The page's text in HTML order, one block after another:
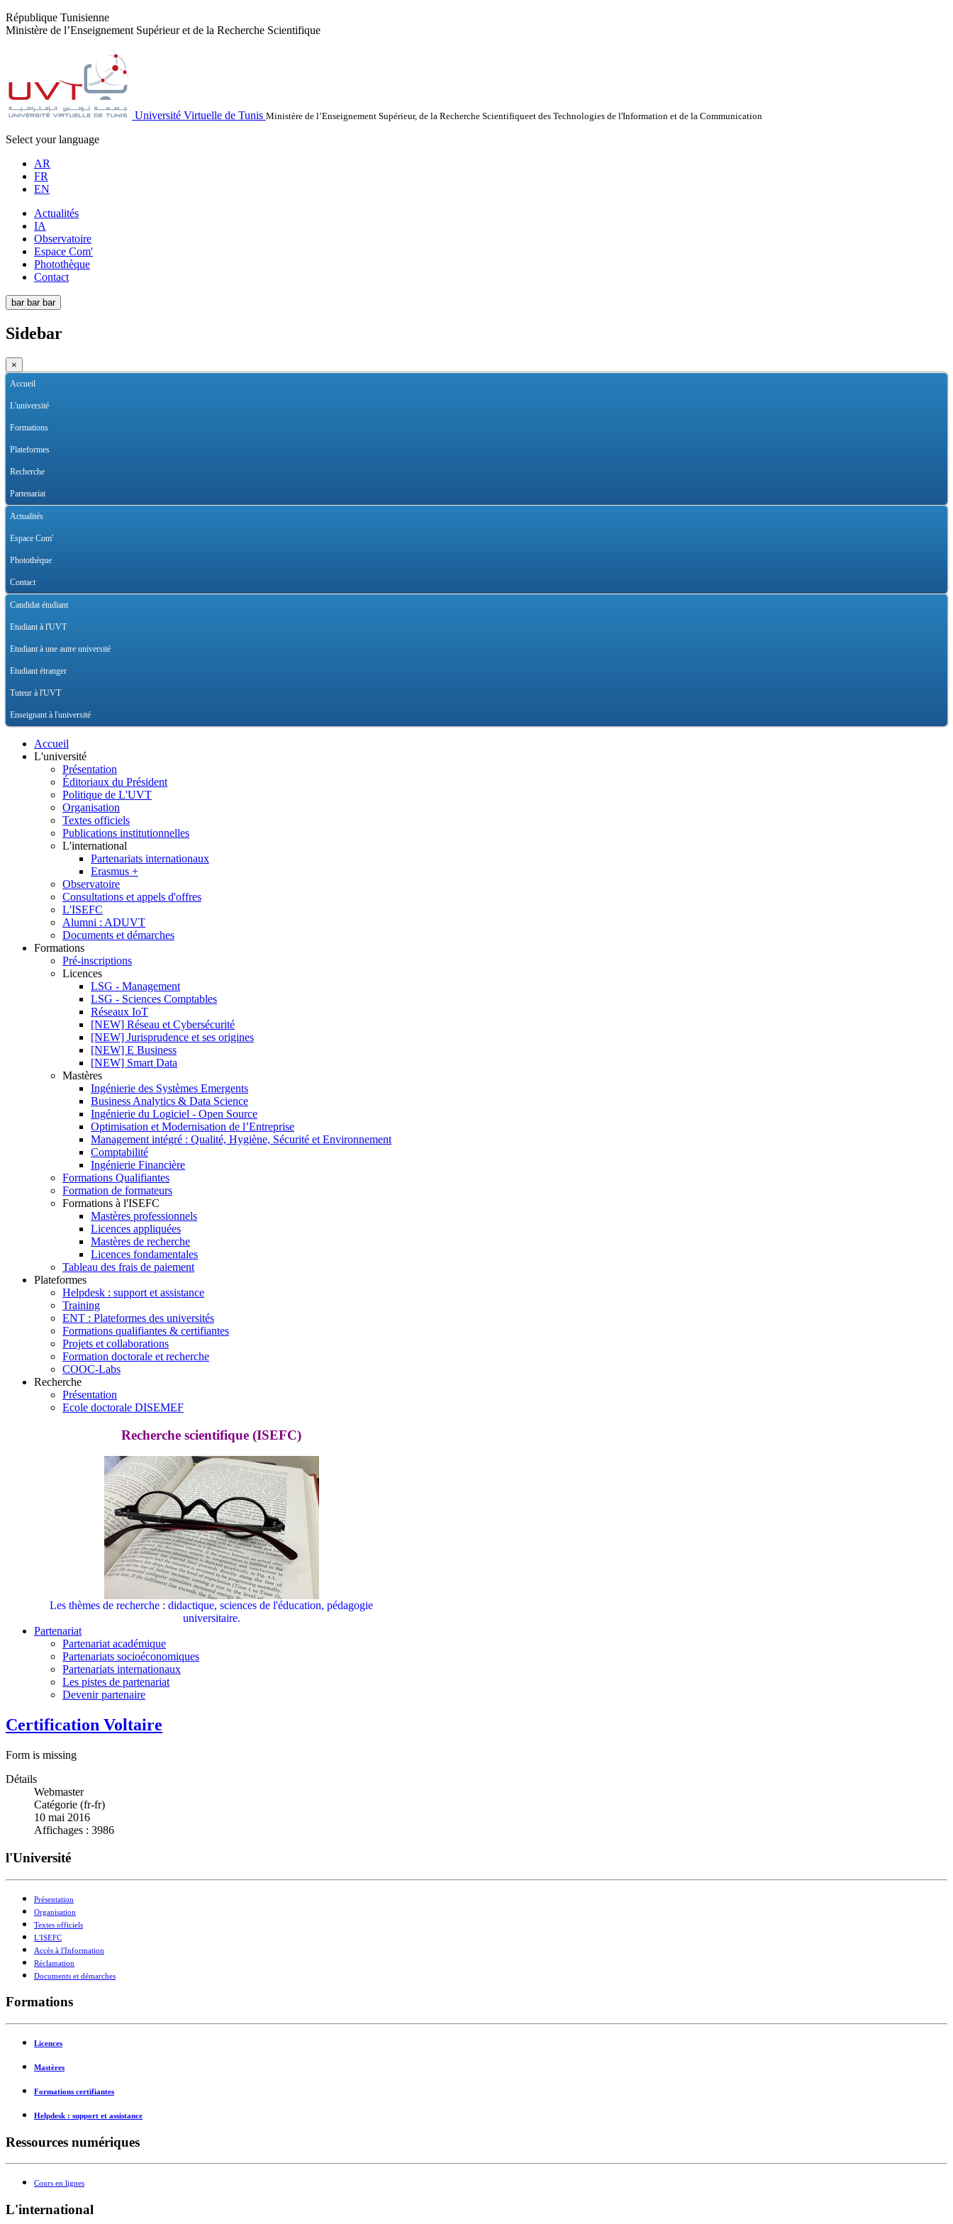
République Tunisienne
Ministère de l’Enseignement Supérieur et de la Recherche Scientifique
Université Virtuelle de Tunis Ministère de l’Enseignement Supérieur, de la Recherche Scientifiqueet des Technologies de l'Information et de la Communication
Select your language
AR
FR
EN
Actualités
IA
Observatoire
Espace Com'
Photothèque
Contact
bar bar bar
Sidebar
×
Accueil
L'université
Formations
Plateformes
Recherche
Partenariat
Actualités
Espace Com'
Photothèque
Contact
Candidat étudiant
Etudiant à l'UVT
Etudiant à une autre université
Etudiant étranger
Tuteur à l'UVT
Enseignant à l'université
Accueil
L'université
Présentation
Éditoriaux du Président
Politique de L'UVT
Organisation
Textes officiels
Publications institutionnelles
L'international
Partenariats internationaux
Erasmus +
Observatoire
Consultations et appels d'offres
L'ISEFC
Alumni : ADUVT
Documents et démarches
Formations
Pré-inscriptions
Licences
LSG - Management
LSG - Sciences Comptables
Réseaux IoT
[NEW] Réseau et Cybersécurité
[NEW] Jurisprudence et ses origines
[NEW] E Business
[NEW] Smart Data
Mastères
Ingénierie des Systèmes Emergents
Business Analytics & Data Science
Ingénierie du Logiciel - Open Source
Optimisation et Modernisation de l’Entreprise
Management intégré : Qualité, Hygiène, Sécurité et Environnement
Comptabilité
Ingénierie Financière
Formations Qualifiantes
Formation de formateurs
Formations à l'ISEFC
Mastères professionnels
Licences appliquées
Mastères de recherche
Licences fondamentales
Tableau des frais de paiement
Plateformes
Helpdesk : support et assistance
Training
ENT : Plateformes des universités
Formations qualifiantes & certifiantes
Projets et collaborations
Formation doctorale et recherche
COOC-Labs
Recherche
Présentation
Ecole doctorale DISEMEF
Recherche scientifique (ISEFC)
Les thèmes de recherche : didactique, sciences de l'éducation, pédagogie
universitaire.
Partenariat
Partenariat académique
Partenariats socioéconomiques
Partenariats internationaux
Les pistes de partenariat
Devenir partenaire
Certification Voltaire
Form is missing
Détails
Webmaster
Catégorie (fr-fr)
10 mai 2016
Affichages : 3986
l'Université
Présentation
Organisation
Textes officiels
L'ISEFC
Accès à l'Information
Réclamation
Documents et démarches
Formations
Licences
Mastères
Formations certifiantes
Helpdesk : support et assistance
Ressources numériques
Cours en lignes
L'international